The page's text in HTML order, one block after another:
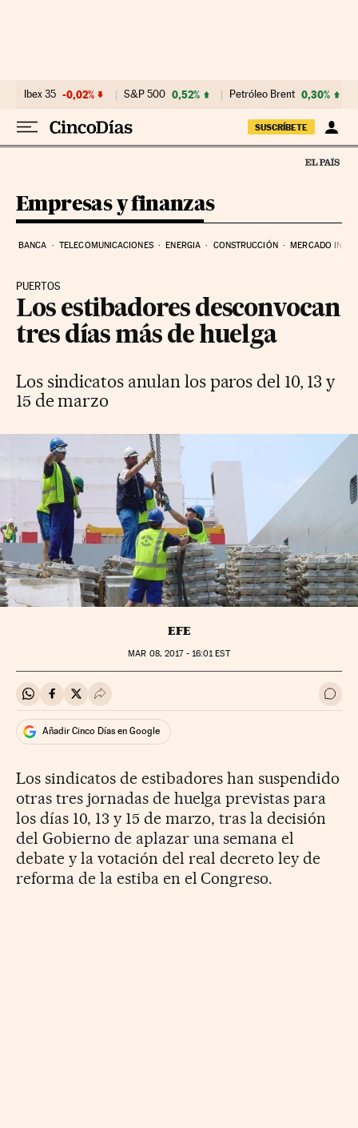
Ibex 35 -0,02% S&P 500 0,52% Petróleo Brent 0,30%
SUSCRÍBETE
Empresas y finanzas
BANCA TELECOMUNICACIONES ENERGIA CONSTRUCCIÓN MERCADO
PUERTOS
Los estibadores desconvocan
tres días más de huelga
Los sindicatos anulan los paros del 10, 13 y
15 de marzo
EFE
MAR 08, 2017 - 16:01EST
Compartir en Whatsapp
Compartir en Facebook
Compartir en Twitter
Desplegar Redes Sociales Ir a
Añadir Cinco Días en Google
Los sindicatos de estibadores han suspendido
otras tres jornadas de huelga previstas para
los días 10, 13 y 15 de marzo, tras la decisión
del Gobierno de aplazar una semana el
debate y la votación del real decreto ley de
reforma de la estiba en el Congreso.